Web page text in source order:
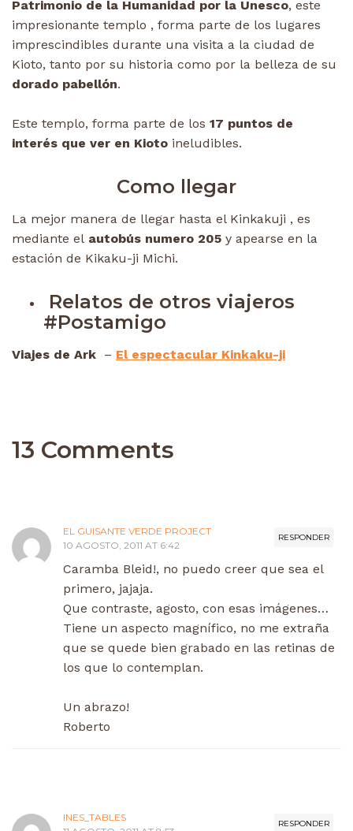
Patrimonio de la Humanidad por la Unesco, este
impresionante templo , forma parte de los lugares
imprescindibles durante una visita a la ciudad de
Kioto, tanto por su historia como por la belleza de su
dorado pabellón.
Este templo, forma parte de los 17 puntos de
interés que ver en Kioto ineludibles.
Como llegar
La mejor manera de llegar hasta el Kinkakuji , es
mediante el autobús numero 205 y apearse en la
estación de Kikaku-ji Michi.
Relatos de otros viajeros
#Postamigo
Viajes de Ark – El espectacular Kinkaku-ji
13 Comments
RESPONDER
EL GUISANTE VERDE PROJECT
10 AGOSTO, 2011 AT 6:42
Caramba Bleid!, no puedo creer que sea el
primero, jajaja.
Que contraste, agosto, con esas imágenes…
Tiene un aspecto magnífico, no me extraña
que se quede bien grabado en las retinas de
los que lo contemplan.
Un abrazo!
Roberto
RESPONDER
INES_TABLES